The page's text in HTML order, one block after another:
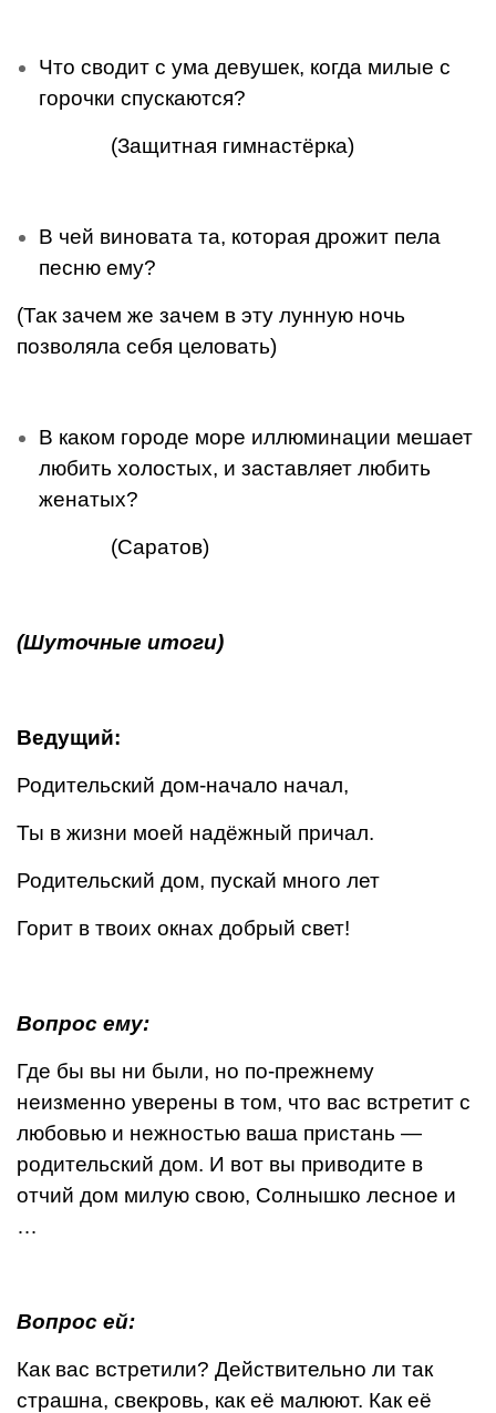
Что сводит с ума девушек, когда милые с
горочки спуска­ются?
(Защитная гимнастёрка)
В чей виновата та, которая дрожит пела
песню ему?
(Так зачем же зачем в эту лунную ночь
позволяла себя целовать)
В каком городе море иллюминации мешает
любить холостых, и заставляет любить
женатых?
(Саратов)
(Шуточные итоги)
Ведущий:
Родительский дом-начало начал,
Ты в жизни моей надёжный причал.
Родительский дом, пускай много лет
Горит в твоих окнах добрый свет!
Вопрос ему:
Где бы вы ни были, но по-прежнему
неизменно уверены в том, что вас встретит с
любовью и нежностью ваша пристань —
родительский дом. И вот вы приводите в
отчий дом милую свою, Солнышко лесное и
…
Вопрос ей:
Как вас встретили? Действительно ли так
страш­на, свекровь, как её малюют. Как её